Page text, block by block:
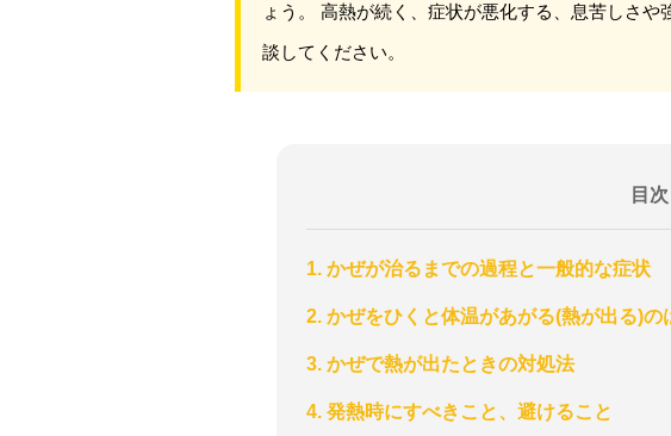
ょう。 高熱が続く、症状が悪化する、息苦しさ
談してください。
目次
1. かぜが治るまでの過程と一般的な症状
2. かぜをひくと体温があがる(熱が出る)の
3. かぜで熱が出たときの対処法
4. 発熱時にすべきこと、避けること